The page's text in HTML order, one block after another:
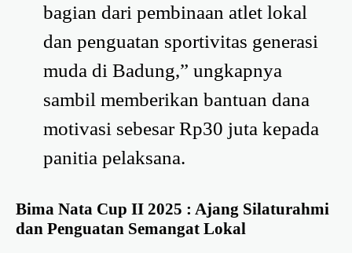
bagian dari pembinaan atlet lokal
dan penguatan sportivitas generasi
muda di Badung,” ungkapnya
sambil memberikan bantuan dana
motivasi sebesar Rp30 juta kepada
panitia pelaksana.
Bima Nata Cup II 2025 : Ajang Silaturahmi
dan Penguatan Semangat Lokal